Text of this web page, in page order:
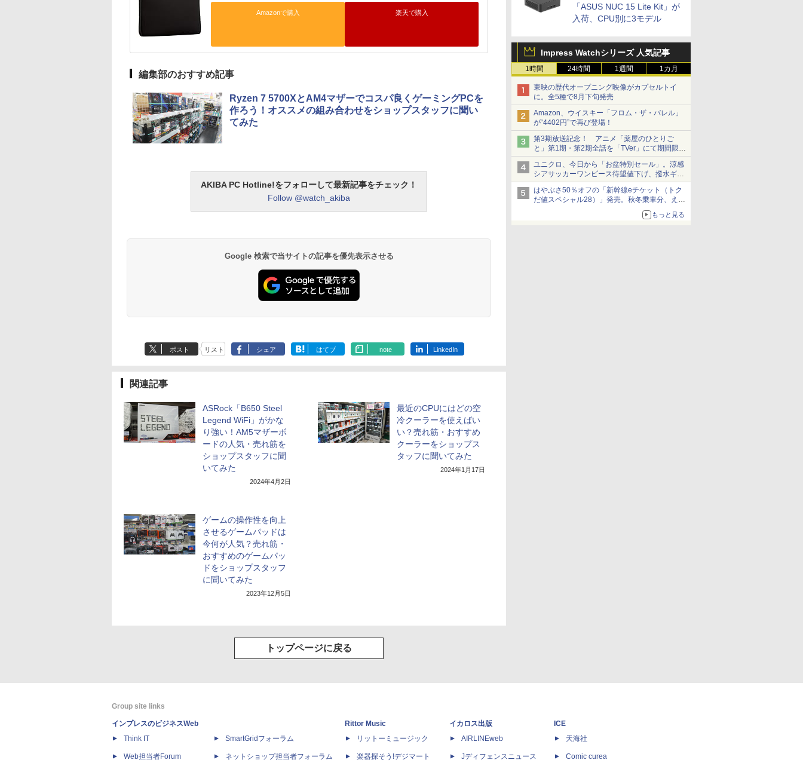
「ASUS NUC 15 Lite Kit」が
入荷、CPU別に3モデル
Impress Watchシリーズ 人気記事
1時間 24時間 1週間 1カ月
東映の歴代オープニング映像がカプセルトイ
に。全5種で8月下旬発売
Amazon、ウイスキー「フロム・ザ・バレル」
が“4402円”で再び登場！
第3期放送記念！ アニメ「薬屋のひとりご
と」第1期・第2期全話を「TVer」にて期間限定
で順次無料配信開始
ユニクロ、今日から「お盆特別セール」。涼感
シアサッカーワンピース待望値下げ、撥水ギア
ショーツは1990円に
はやぶさ50％オフの「新幹線eチケット（トク
だ値スペシャル28）」発売。秋冬乗車分、えき
もっと見る
Amazonで購入 楽天で購入
編集部のおすすめ記事
Ryzen 7 5700XとAM4マザーでコスパ良くゲーミングPCを
作ろう！オススメの組み合わせをショップスタッフに聞い
てみた
AKIBA PC Hotline!をフォローして最新記事をチェック！
Follow @watch_akiba
Google 検索で当サイトの記事を優先表示させる
ポスト リスト シェア はてブ note LinkedIn
関連記事
ASRock「B650 Steel
Legend WiFi」がかな
り強い！AM5マザーボ
ードの人気・売れ筋を
ショップスタッフに聞
いてみた
2024年4月2日
最近のCPUにはどの空
冷クーラーを使えばい
い？売れ筋・おすすめ
クーラーをショップス
タッフに聞いてみた
2024年1月17日
ゲームの操作性を向上
させるゲームパッドは
今何が人気？売れ筋・
おすすめのゲームパッ
ドをショップスタッフ
に聞いてみた
2023年12月5日
トップページに戻る
Group site links
インプレスのビジネスWeb
Think IT
Web担当者Forum
SmartGridフォーラム
ネットショップ担当者フォーラム
Rittor Music
リットーミュージック
楽器探そう!デジマート
イカロス出版
AIRLINEweb
Jディフェンスニュース
ICE
天海社
Comic curea